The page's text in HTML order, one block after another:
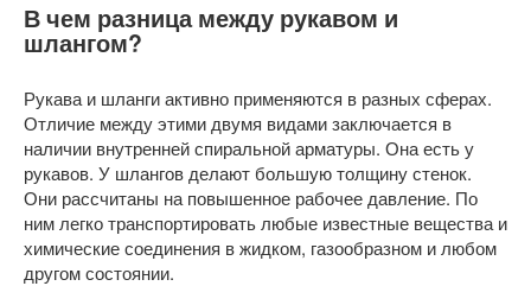
В чем разница между рукавом и
шлангом?
Рукава и шланги активно применяются в разных сферах.
Отличие между этими двумя видами заключается в
наличии внутренней спиральной арматуры. Она есть у
рукавов. У шлангов делают большую толщину стенок.
Они рассчитаны на повышенное рабочее давление. По
ним легко транспортировать любые известные вещества и
химические соединения в жидком, газообразном и любом
другом состоянии.